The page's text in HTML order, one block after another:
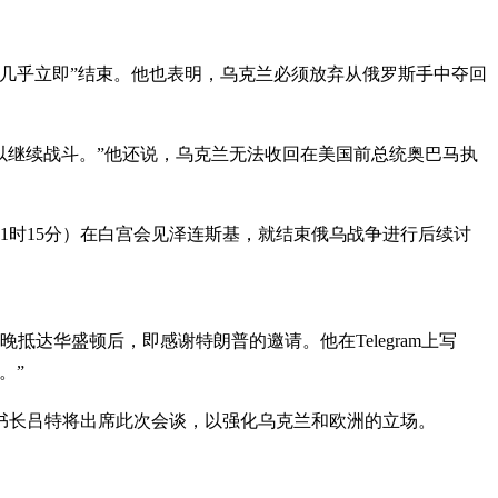
立即”结束。他也表明，乌克兰必须放弃从俄罗斯手中夺回
续战斗。”他还说，乌克兰无法收回在美国前总统奥巴马执
15分）在白宫会见泽连斯基，就结束俄乌战争进行后续讨
达华盛顿后，即感谢特朗普的邀请。他在Telegram上写
”
吕特将出席此次会谈，以强化乌克兰和欧洲的立场。